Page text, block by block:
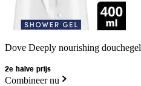
Dove Deeply nourishing douchegel
2e halve prijs
Combineer nu